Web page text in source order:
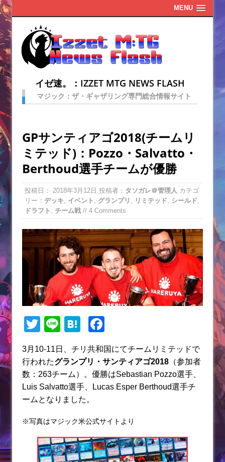
MENU
イゼ速。：IZZET MTG NEWS FLASH
マジック：ザ・ギャザリング専門総合情報サイト
GPサンティアゴ2018(チームリ
ミテッド)：Pozzo・Salvatto・
Berthoud選手チームが優勝
投稿日： 2018年3月12日 投稿者： タソガレ＠管理人 カテゴ
リー： デッキ イベント グランプリ リミテッド シールド
ドラフト
チーム戦 // 4 Comments
T
itt
er
Li
e
H
at
e
n
a
c
e
b
o
k
3月10-11日、チリ共和国にてチームリミテッドで
行われたグランプリ・サンティアゴ2018 （参加者
数：263チーム）。優勝はSebastian Pozzo選手、
Luis Salvatto選手、Lucas Esper Berthoud選手チ
ームとなりました。
※写真はマジック米公式サイトより